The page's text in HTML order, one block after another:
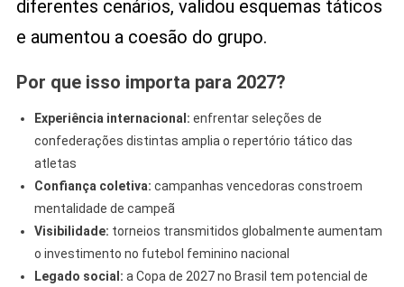
diferentes cenários, validou esquemas táticos
e aumentou a coesão do grupo.
Por que isso importa para 2027?
Experiência internacional: enfrentar seleções de
confederações distintas amplia o repertório tático das
atletas
Confiança coletiva: campanhas vencedoras constroem
mentalidade de campeã
Visibilidade: torneios transmitidos globalmente aumentam
o investimento no futebol feminino nacional
Legado social: a Copa de 2027 no Brasil tem potencial de